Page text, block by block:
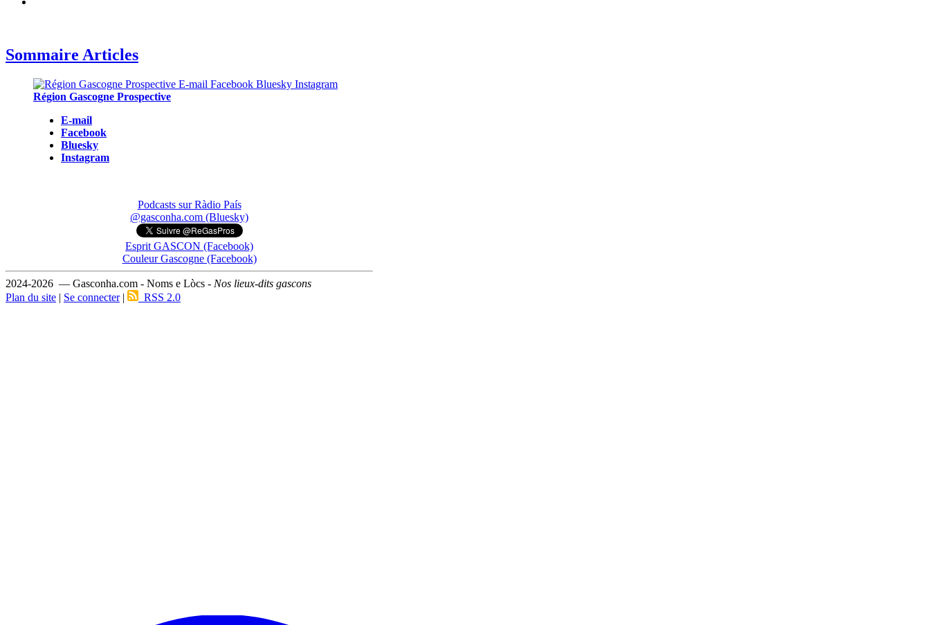
Sommaire Articles
Région Gascogne Prospective
E-mail
Facebook
Bluesky
Instagram
Podcasts sur Ràdio País
@gasconha.com (Bluesky)
Esprit GASCON (Facebook)
Couleur Gascogne (Facebook)
2024-2026 — Gasconha.com - Noms e Lòcs - Nos lieux-dits gascons
Plan du site | Se connecter| RSS 2.0